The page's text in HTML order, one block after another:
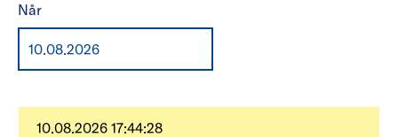
Når
10.08.2026 17:44:28